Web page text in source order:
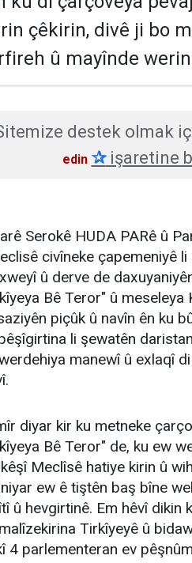
çêkirin, divê ji bo
û mayînde
destek olmak
edin ✰işaretine
Serokê HUDA PARê û
civîneke çapemeniyê
û derve de
Bê Teror" û meseleya
piçûk û navîn ên ku
li şewatên
manewî û exlaqî
diyar kir ku metneke
Bê Teror" de, ku ew
Meclîsê hatiye kirin û
ew ê tiştên baş bîne
û hevgirtinê. Em hêvî dikin
Tirkîyeyê û
4 parlementeran ev